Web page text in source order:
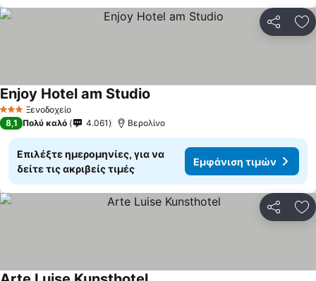
3 ΑστέριαΞενοδοχείο
Enjoy Hotel am Studio
8,1 Πολύ καλό 4.061 Βερολίνο
Επιλέξτε ημερομηνίες, για να
δείτε τις ακριβείς τιμές
Εμφάνιση τιμών